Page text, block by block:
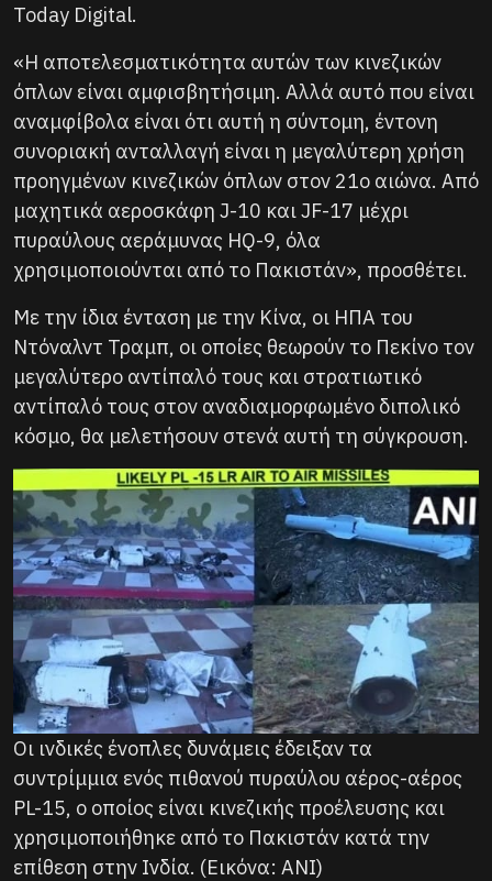
Today Digital.
«Η αποτελεσματικότητα αυτών των κινεζικών
όπλων είναι αμφισβητήσιμη. Αλλά αυτό που είναι
αναμφίβολα είναι ότι αυτή η σύντομη, έντονη
συνοριακή ανταλλαγή είναι η μεγαλύτερη χρήση
προηγμένων κινεζικών όπλων στον 21ο αιώνα. Από
μαχητικά αεροσκάφη J-10 και JF-17 μέχρι
πυραύλους αεράμυνας HQ-9, όλα
χρησιμοποιούνται από το Πακιστάν», προσθέτει.
Με την ίδια ένταση με την Κίνα, οι ΗΠΑ του
Ντόναλντ Τραμπ, οι οποίες θεωρούν το Πεκίνο τον
μεγαλύτερο αντίπαλό τους και στρατιωτικό
αντίπαλό τους στον αναδιαμορφωμένο διπολικό
κόσμο, θα μελετήσουν στενά αυτή τη σύγκρουση.
Οι ινδικές ένοπλες δυνάμεις έδειξαν τα
συντρίμμια ενός πιθανού πυραύλου αέρος-αέρος
PL-15, ο οποίος είναι κινεζικής προέλευσης και
χρησιμοποιήθηκε από το Πακιστάν κατά την
επίθεση στην Ινδία. (Εικόνα: ANI)